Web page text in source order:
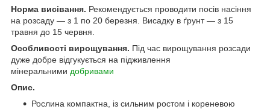
Норма висівання. Рекомендується проводити посів насіння
на розсаду — з 1 по 20 березня. Висадку в ґрунт — з 15
травня до 15 червня.
Особливості вирощування. Під час вирощування розсади
дуже добре відгукується на підживлення
мінеральними добривами
Опис.
Рослина компактна, із сильним ростом і кореневою